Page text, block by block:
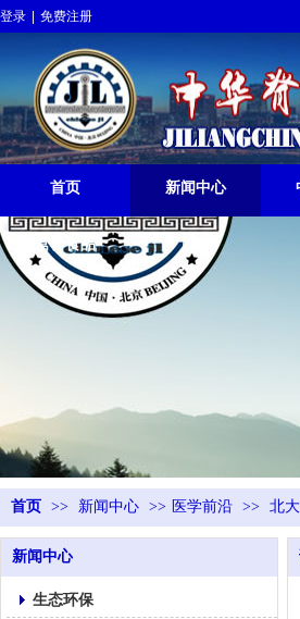
中华脊梁挺
首页 新闻中心
营养食品 更多
登录 免费注册
首页 >> 新闻中心 >> 医学前沿 >> 北
新闻中心
生态环保